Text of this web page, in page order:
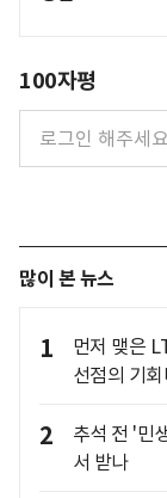
100자평
많이 본 뉴스
1
먼저 맺은
선점의 기
2
추석 전 '민
서 받나